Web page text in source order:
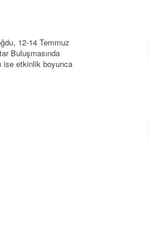
12-14 Temmuz
Buluşmasında
ise etkinlik boyunca